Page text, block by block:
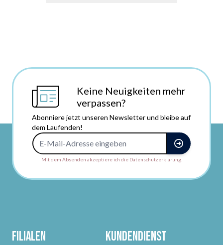
Keine Neuigkeiten mehr
verpassen?
Abonniere jetzt unseren Newsletter und bleibe auf
dem Laufenden!
Mit dem Absenden akzeptiere ich die Datenschutzerklärung.
Filialen Kundendienst